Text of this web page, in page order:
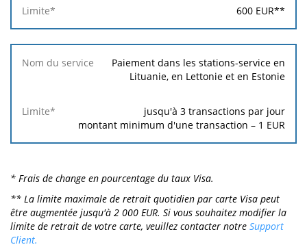
600 EUR**
Paiement dans les stations-service en
Lituanie, en Lettonie et en Estonie
jusqu'à 3 transactions par jour
montant minimum d'une transaction – 1 EUR
* Frais de change en pourcentage du taux Visa.
** La limite maximale de retrait quotidien par carte Visa peut
être augmentée jusqu'à 2 000 EUR. Si vous souhaitez modifier la
limite de retrait de votre carte, veuillez contacter notre Support
Client.